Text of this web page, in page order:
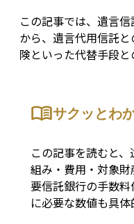
この記事では、遺言
から、遺言代用信託
険といった代替手段と
サクッとわ
この記事を読むと
組み・費用・対象
要信託銀行の手数
に必要な数値も具体